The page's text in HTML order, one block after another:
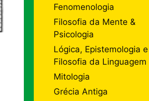
Fenomenologia
Filosofia da Mente &
Psicologia
Lógica, Epistemologia e
Filosofia da Linguagem
Mitologia
Grécia Antiga